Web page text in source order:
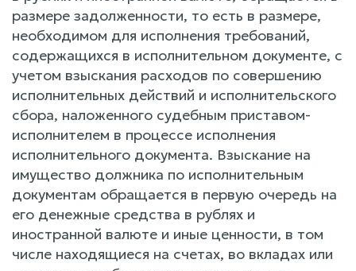
размере задолженности, то есть в размере,
необходимом для исполнения требований,
содержащихся в исполнительном документе, c
учетом взыскания расходов по совершению
исполнительных действий и исполнительского
сбора, наложенного судебным приставом-
исполнителем в процессе исполнения
исполнительного документа. Взыскание на
имущество должника по исполнительным
документам обращается в первую очередь на
его денежные средства в рублях и
иностранной валюте и иные ценности, в том
числе находящиеся на счетах, во вкладах или